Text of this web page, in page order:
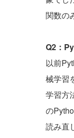
関数の
Q2：
以前
械学習
学習方
の
読み直